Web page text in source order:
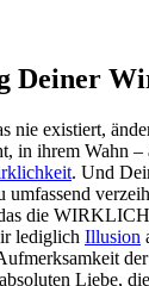
Deiner
nie existiert,
in ihrem Wahn
. Und
umfassend
die
lediglich Illusion
Liebe,